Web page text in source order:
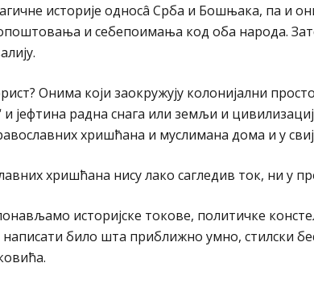
историје односâ Срба и Бошњака, па и
и себепоимања код оба народа.
Онима који заокружују колонијални
јефтина радна снага или земљи и
хришћана и муслимана дома и у
хришћана нису лако сагледив ток, ни у
историјске токове, политичке
написати било шта приближно умно, стилски